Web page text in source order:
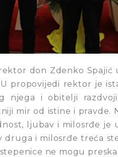
don Zdenko Spajić
propovijedi rektor je
njega i obitelji
mir od istine i pravde.
ljubav i milosrđe je
druga i milosrđe treća
ne mogu